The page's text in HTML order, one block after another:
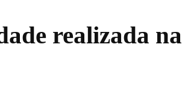
realizada na